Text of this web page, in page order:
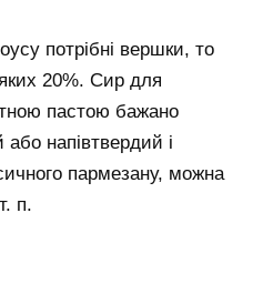
потрібні вершки, то
20%. Сир для
пастою бажано
напівтвердий і
пармезану, можна
п.